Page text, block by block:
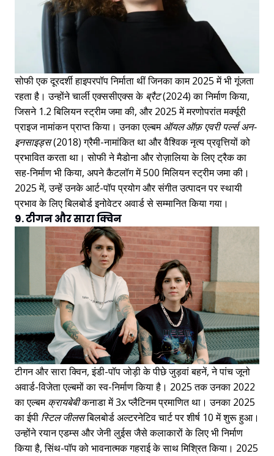
सोफी एक दूरदर्शी हाइपरपॉप निर्माता थीं जिनका काम 2025 में भी गूंजता
रहता है। उन्होंने चार्ली एक्ससीएक्स केब्रैट(2024) का निर्माण किया,
जिसने 1.2 बिलियन स्ट्रीम जमा की, और 2025 में मरणोपरांत मर्क्यूरी
प्राइज नामांकन प्राप्त किया। उनका एल्बमऑयल ऑफ़ एवरी पर्ल्स अन-
इनसाइड्स(2018) ग्रैमी-नामांकित था और वैश्विक नृत्य प्रवृत्तियों को
प्रभावित करता था। सोफी ने मैडोना और रोज़ालिया के लिए ट्रैक का
सह-निर्माण भी किया, अपने कैटलॉग में 500 मिलियन स्ट्रीम जमा की।
2025 में, उन्हें उनके आर्ट-पॉप प्रयोग और संगीत उत्पादन पर स्थायी
प्रभाव के लिए बिलबोर्ड इनोवेटर अवार्ड से सम्मानित किया गया।
9. टीगन और सारा क्विन
टीगन और सारा क्विन, इंडी-पॉप जोड़ी के पीछे जुड़वां बहनें, ने पांच जूनो
अवार्ड-विजेता एल्बमों का स्व-निर्माण किया है। 2025 तक उनका 2022
का एल्बमक्रायबेबीकनाडा में 3x प्लैटिनम प्रमाणित था। उनका 2025
का ईपी स्टिल जीलसबिलबोर्ड अल्टरनेटिव चार्ट पर शीर्ष 10 में शुरू हुआ।
उन्होंने रयान एडम्स और जेनी लुईस जैसे कलाकारों के लिए भी निर्माण
किया है, सिंथ-पॉप को भावनात्मक गहराई के साथ मिश्रित किया। 2025